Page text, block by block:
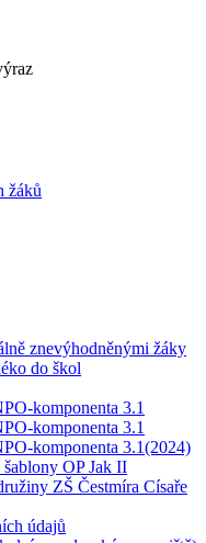
žáků
znevýhodněnými žáky
do škol
komponenta 3.1
komponenta 3.1
komponenta 3.1(2024)
OP Jak II
ZŠ Čestmíra Císaře
údajů